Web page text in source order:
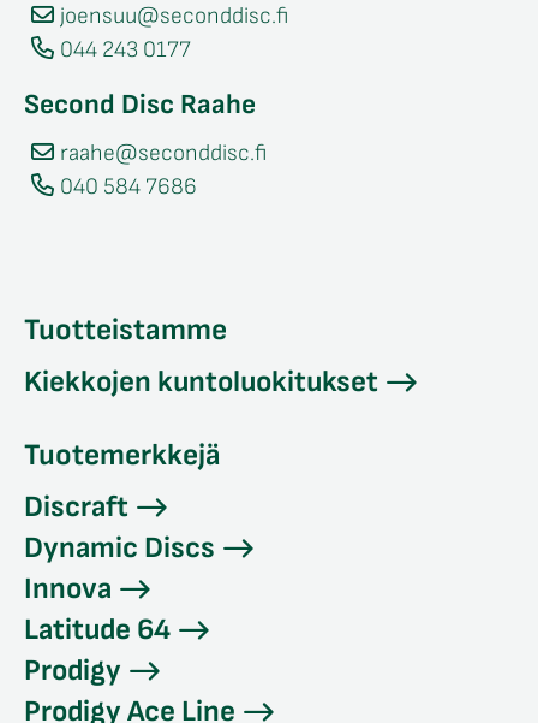
joensuu@seconddisc.fi
044 243 0177
Second Disc Raahe
raahe@seconddisc.fi
040 584 7686
Tuotteistamme
Kiekkojen kuntoluokitukset
Tuotemerkkejä
Discraft
Dynamic Discs
Innova
Latitude 64
Prodigy
Prodigy Ace Line